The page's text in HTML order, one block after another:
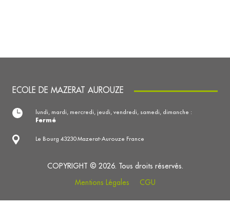
ECOLE DE MAZERAT AUROUZE
Le Bourg 43230 Mazerat-Aurouze France
lundi, mardi, mercredi, jeudi, vendredi, samedi, dimanche :
Fermé
COPYRIGHT © 2026. Tous droits réservés.
Mentions Légales
CGU